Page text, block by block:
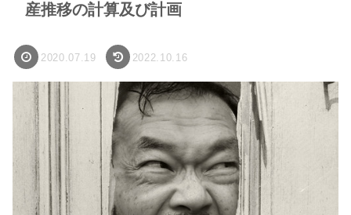
産推移の計算及び計画
2020.07.19 2022.10.16